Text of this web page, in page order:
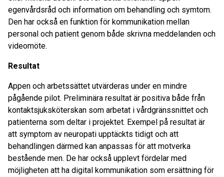
egenvårdsråd och information om behandling och symtom.
Den har också en funktion för kommunikation mellan
personal och patient genom både skrivna meddelanden och
videomöte.
Resultat
Appen och arbetssättet utvärderas under en mindre
pågående pilot. Preliminära resultat är positiva både från
kontaktsjuksköterskan som arbetat i vårdgränssnittet och
patienterna som deltar i projektet. Exempel på resultat är
att symptom av neuropati upptäckts tidigt och att
behandlingen därmed kan anpassas för att motverka
bestående men. De har också upplevt fördelar med
möjligheten att ha digital kommunikation som ersättning för